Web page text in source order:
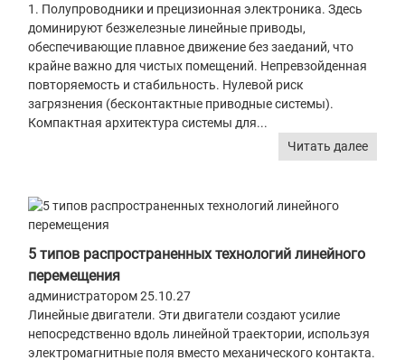
1. Полупроводники и прецизионная электроника. Здесь
доминируют безжелезные линейные приводы,
обеспечивающие плавное движение без заеданий, что
крайне важно для чистых помещений. Непревзойденная
повторяемость и стабильность. Нулевой риск
загрязнения (бесконтактные приводные системы).
Компактная архитектура системы для...
Читать далее
5 типов распространенных технологий линейного
перемещения
администратором 25.10.27
Линейные двигатели. Эти двигатели создают усилие
непосредственно вдоль линейной траектории, используя
электромагнитные поля вместо механического контакта.